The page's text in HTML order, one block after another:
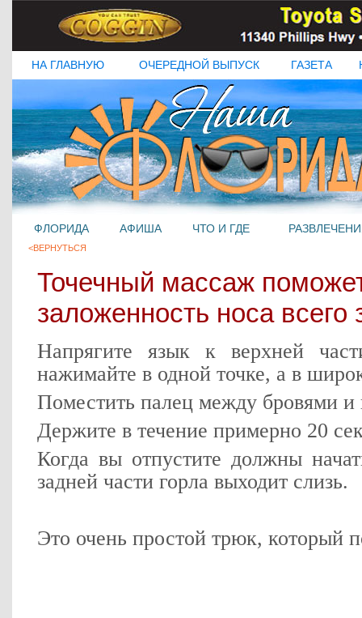
НА ГЛАВНУЮ ОЧЕРЕДНОЙ ВЫПУСК ГАЗЕТА
ФЛОРИДА АФИША ЧТО И ГДЕ
<ВЕРНУТЬСЯ
Точечный массаж
заложенность носа всего
Напрягите язык к верхней
нажимайте в одной точке, а в
Поместить палец между бровями
Держите в течение примерно 20
Когда вы отпустите должны
задней части горла выходит слизь.
Это очень простой трюк, который